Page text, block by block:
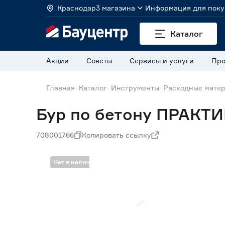
Краснодар3 магазина Информация для
Каталог
Акции Советы Сервисы и услуги
Главная Каталог Инструменты Расходные
Бур по бетону
708001766 Копировать ссылку
Нет в наличии